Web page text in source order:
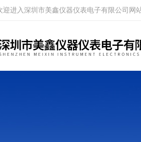
迎进入深圳市美鑫仪器仪表电子有限公司网